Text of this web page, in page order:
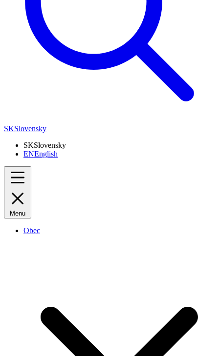
SKSlovensky
SKSlovensky
ENEnglish
Menu
Obec